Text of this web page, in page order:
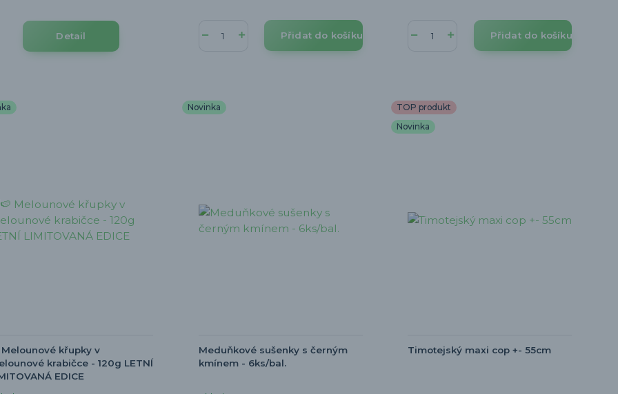
Detail Přidat do košíku Přidat do košíku
Melounové křupky v
krabičce - 120g LETNÍ
EDICE
Novinka
Meduňkové sušenky s černým
kmínem - 6ks/bal.
TOP produkt
Novinka
Timotejský maxi cop +- 55cm